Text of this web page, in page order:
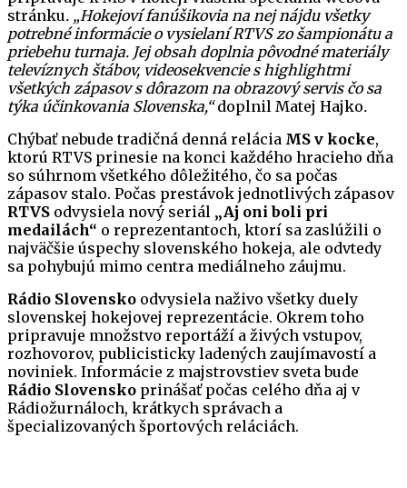
stránku. „Hokejoví fanúšikovia na nej nájdu všetky
potrebné informácie o vysielaní RTVS zo šampionátu a
priebehu turnaja. Jej obsah doplnia pôvodné materiály
televíznych štábov, videosekvencie s highlightmi
všetkých zápasov s dôrazom na obrazový servis čo sa
týka účinkovania Slovenska,“doplnil Matej Hajko.
Chýbať nebude tradičná denná relácia MS v kocke,
ktorú RTVS prinesie na konci každého hracieho dňa
so súhrnom všetkého dôležitého, čo sa počas
zápasov stalo. Počas prestávok jednotlivých zápasov
RTVS odvysiela nový seriál „Aj oni boli pri
medailách“ o reprezentantoch, ktorí sa zaslúžili o
najväčšie úspechy slovenského hokeja, ale odvtedy
sa pohybujú mimo centra mediálneho záujmu.
Rádio Slovensko odvysiela naživo všetky duely
slovenskej hokejovej reprezentácie. Okrem toho
pripravuje množstvo reportáží a živých vstupov,
rozhovorov, publicisticky ladených zaujímavostí a
noviniek. Informácie z majstrovstiev sveta bude
Rádio Slovensko prinášať počas celého dňa aj v
Rádiožurnáloch, krátkych správach a
špecializovaných športových reláciách.